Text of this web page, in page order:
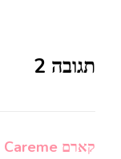
תגובה 2